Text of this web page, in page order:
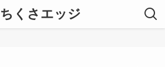
くさエッジ